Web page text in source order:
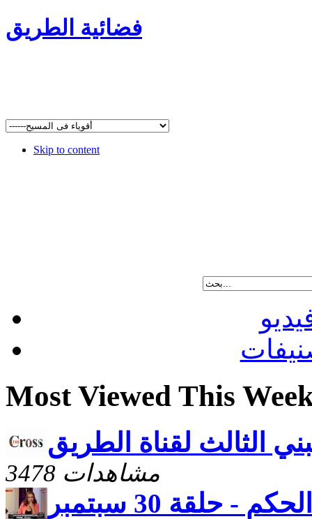
فضائية الطريق
Skip to content
Most Viewed This
الثالث لقناة الطريق
3478 مشاهدات
- حلقة 30 سبتمبر